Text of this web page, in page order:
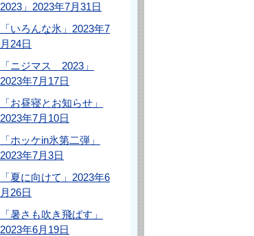
2023」2023年7月31日
「いろんな氷」2023年7
月24日
「ニジマス 2023」
2023年7月17日
「お昼寝とお知らせ」
2023年7月10日
「ホッケin氷第二弾」
2023年7月3日
「夏に向けて」2023年6
月26日
「暑さも吹き飛ばす」
2023年6月19日